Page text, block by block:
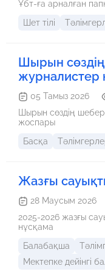
Ұбт-ға арналған
Шет тілі
Шырын
журналистер
05 Тамыз 2026
Шырын сөздің
жоспары
Басқа
Жазғы
28 Маусым 2026
2025-2026 жазғы
нұсқама
Балабақша
Мектепке дейінгі